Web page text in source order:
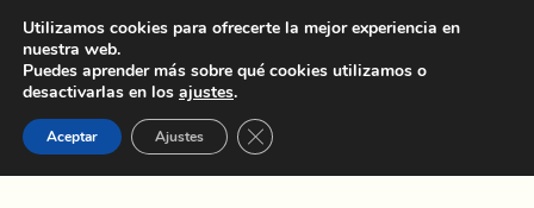
IAB SPAIN
Utilizamos cookies para ofrecerte la mejor experiencia en
nuestra web.
Puedes aprender más sobre qué cookies utilizamos o
desactivarlas en los ajustes.
Aceptar Ajustes Cerrar el banner de cookies RGPD